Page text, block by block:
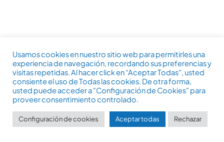
Usamos cookies en nuestro sitio web para permitirles una
experiencia de navegación, recordando sus preferencias y
visitas repetidas. Al hacer click en “Aceptar Todas”, usted
consiente el uso de Todas las cookies. De otra forma,
usted puede acceder a "Configuración de Cookies" para
proveer consentimiento controlado.
Configuración de cookies Aceptar todas Rechazar